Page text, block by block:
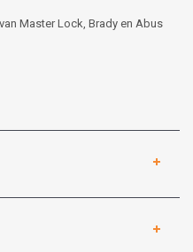
Master Lock, Brady en Abus